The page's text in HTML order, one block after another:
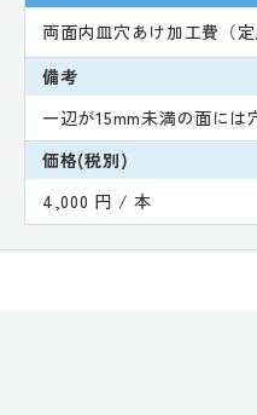
両面内皿穴あけ加工費（定
備考
一辺が15mm未満の面には
価格(税別)
4,000 円 / 本